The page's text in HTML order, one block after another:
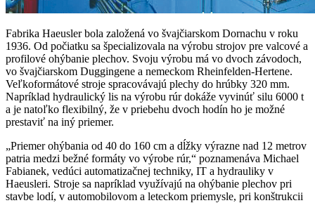
Fabrika Haeusler bola založená vo švajčiarskom Dornachu v roku
1936. Od počiatku sa špecializovala na výrobu strojov pre valcové a
profilové ohýbanie plechov. Svoju výrobu má vo dvoch závodoch,
vo švajčiarskom Duggingene a nemeckom Rheinfelden-Hertene.
Veľkoformátové stroje spracovávajú plechy do hrúbky 320 mm.
Napríklad hydraulický lis na výrobu rúr dokáže vyvinúť silu 6000 t
a je natoľko flexibilný, že v priebehu dvoch hodín ho je možné
prestaviť na iný priemer.
„Priemer ohýbania od 40 do 160 cm a dĺžky výrazne nad 12 metrov
patria medzi bežné formáty vo ­výrobe rúr,“ poznamenáva Michael
Fabianek, vedúci automatizačnej techniky, IT a hydrauliky v
Haeusleri. Stroje sa napríklad využívajú na ohýbanie plechov pri
stavbe lodí, v automobilovom a leteckom priemysle, pri konštrukcii